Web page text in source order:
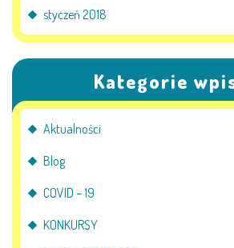
styczeń 2018
Kategorie
Aktualności
Blog
COVID – 19
KONKURSY